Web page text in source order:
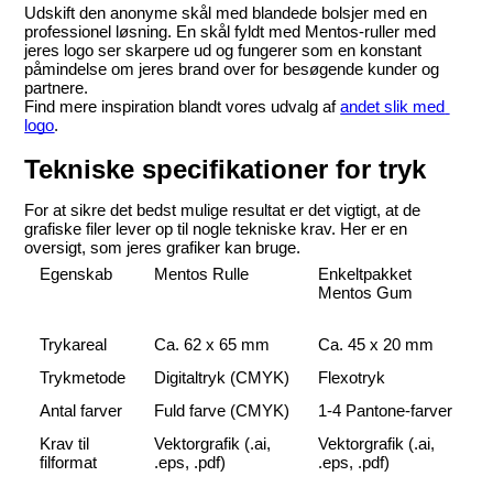
Udskift den anonyme skål med blandede bolsjer med en
professionel løsning. En skål fyldt med Mentos-ruller med
jeres logo ser skarpere ud og fungerer som en konstant
påmindelse om jeres brand over for besøgende kunder og
partnere.
Find mere inspiration blandt vores udvalg af andet slik med
logo.
Tekniske specifikationer for tryk
For at sikre det bedst mulige resultat er det vigtigt, at de
grafiske filer lever op til nogle tekniske krav. Her er en
oversigt, som jeres grafiker kan bruge.
Egenskab
Mentos Rulle
Enkeltpakket
Mentos Gum
Trykareal Ca. 62 x 65 mm
Ca. 45 x 20 mm
Trykmetode
Digitaltryk (CMYK)
Flexotryk
Antal farver
Fuld farve (CMYK)
1-4 Pantone-farver
Krav til
filformat
Vektorgrafik (.ai,
.eps, .pdf)
Vektorgrafik (.ai,
.eps, .pdf)